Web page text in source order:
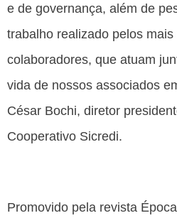
e de governança, além de
trabalho realizado pelos mais
colaboradores, que atuam
vida de nossos associados
César Bochi, diretor
Cooperativo Sicredi.
Promovido pela revista